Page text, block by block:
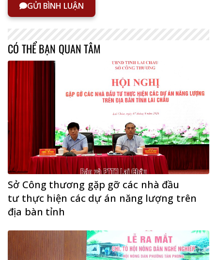
GỬI BÌNH LUẬN
CÓ THỂ BẠN QUAN TÂM
Sở Công thương gặp gỡ các nhà đầu
tư thực hiện các dự án năng lượng trên
địa bàn tỉnh